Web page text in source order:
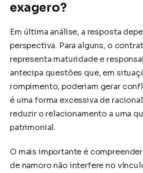
exagero?
Em última análise, a resposta
perspectiva. Para alguns, o
representa maturidade e
antecipa questões que, em
rompimento, poderiam gerar
é uma forma excessiva de
reduzir o relacionamento a uma
patrimonial.
O mais importante é
de namoro não interfere no